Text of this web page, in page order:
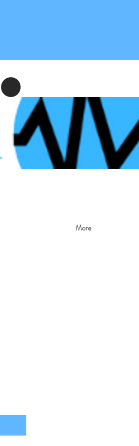
More